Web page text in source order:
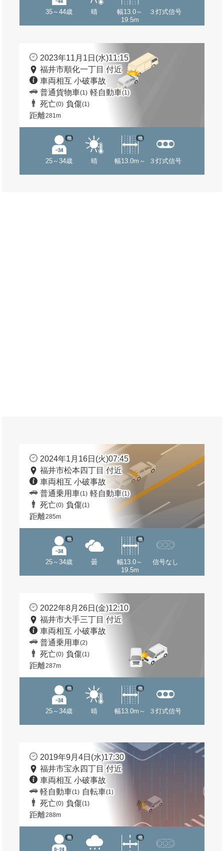
35～44歳 晴
幅13.0～
19.5m
３灯式信号
2023年11月1日(水)11:15
福井市順化一丁目 付近
車両相互 小破事故
普通貨物車(1) 軽自動車(1)
死亡(0) 負傷(1)
距離281m
25～34歳
他
晴 幅13.0m～
他
３灯式信号
2024年1月16日(火)07:45
福井市松本四丁目 付近
車両相互 小破事故
普通乗用車(1) 軽自動車(1)
死亡(0) 負傷(1)
距離285m
25～34歳
他
曇
幅13.0～
19.5m
他
信号なし
2022年8月26日(金)12:10
福井市大手三丁目 付近
車両相互 小破事故
普通乗用車(2)
死亡(0) 負傷(1)
距離287m
25～34歳
他
晴 幅13.0m～
他
３灯式信号
2019年9月4日(水)17:30
福井市宝永四丁目 付近
車両相互 小破事故
軽自動車(1) 自転車(1)
死亡(0) 負傷(1)
距離288m
他 他